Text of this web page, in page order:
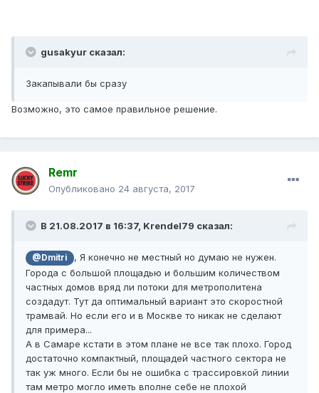
gusakyur сказал:
Закапывали бы сразу
Возможно, это самое правильное решение.
Remr
Опубликовано 24 августа, 2017
В 21.08.2017 в 16:37, Krendel79 сказал:
@Dmitri
, Я конечно не местный но думаю не нужен.
Города с большой площадью и большим количеством
частных домов вряд ли потоки для метрополитена
создадут. Тут да оптимальный вариант это скоростной
трамвай. Но если его и в Москве то никак не сделают
для примера...
А в Самаре кстати в этом плане не все так плохо. Город
достаточно компактный, площадей частного сектора не
так уж много. Если бы не ошибка с трассировкой линии
там метро могло иметь вполне себе не плохой